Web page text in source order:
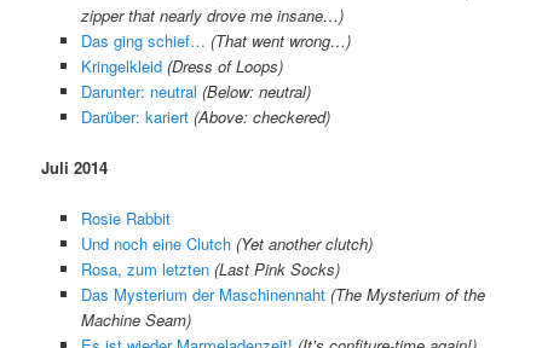
zipper that nearly drove me insane…)
Das ging schief… (That went wrong…)
Kringelkleid (Dress of Loops)
Darunter: neutral (Below: neutral)
Darüber: kariert (Above: checkered)
Juli 2014
Rosie Rabbit
Und noch eine Clutch (Yet another clutch)
Rosa, zum letzten (Last Pink Socks)
Das Mysterium der Maschinennaht (The Mysterium of the
Machine Seam)